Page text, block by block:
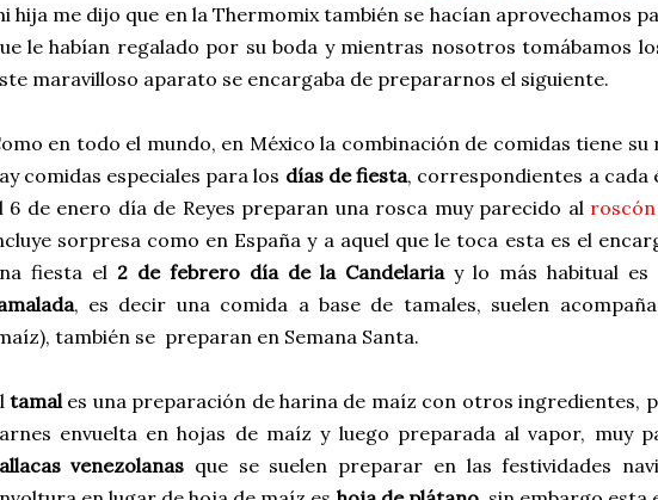
hija me dijo que en la Thermomix también se hacían aprovechamos
le habían regalado por su boda y mientras nosotros tomábamos
maravilloso aparato se encargaba de prepararnos el siguiente.
en todo el mundo, en México la combinación de comidas tiene su
comidas especiales para los días de fiesta, correspondientes a cada
6 de enero día de Reyes preparan una rosca muy parecido al
sorpresa como en España y a aquel que le toca esta es el
fiesta el 2 de febrero día de la Candelariay lo más habitual es
, es decir una comida a base de tamales, suelen
también se preparan en Semana Santa.
tamales una preparación de harina de maíz con otros ingredientes,
envuelta en hojas de maíz y luego preparada al vapor, muy
venezolanas que se suelen preparar en las festividades